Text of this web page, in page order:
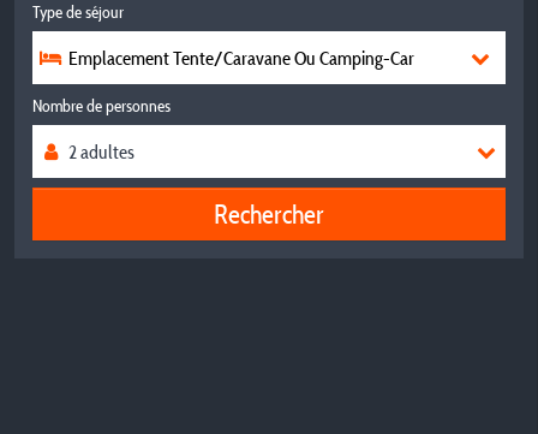
Type de séjour
Emplacement Tente/Caravane Ou Camping-Car
Nombre de personnes
Rechercher